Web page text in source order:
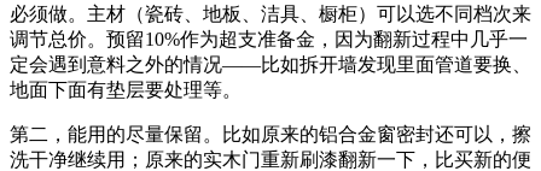
必须做。主材（瓷砖、地板、洁具、橱柜）可以选不同档次来
调节总价。预留10%作为超支准备金，因为翻新过程中几乎一
定会遇到意料之外的情况——比如拆开墙发现里面管道要换、
地面下面有垫层要处理等。
第二，能用的尽量保留。比如原来的铝合金窗密封还可以，擦
洗干净继续用；原来的实木门重新刷漆翻新一下，比买新的便